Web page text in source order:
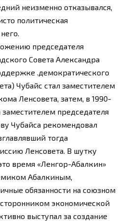
неизменно отказывался,
политическая
председателя
Совета Александра
.демократического
Чубайс стал заместителем
Ленсовета, затем, в 1990-
председателя
Чубайса рекомендовал
тогда
Ленсовета. В шутку
время «Ленгор-Абалкин»
Абалкиным,
обязанности на союзном
экономической
выступал за создание